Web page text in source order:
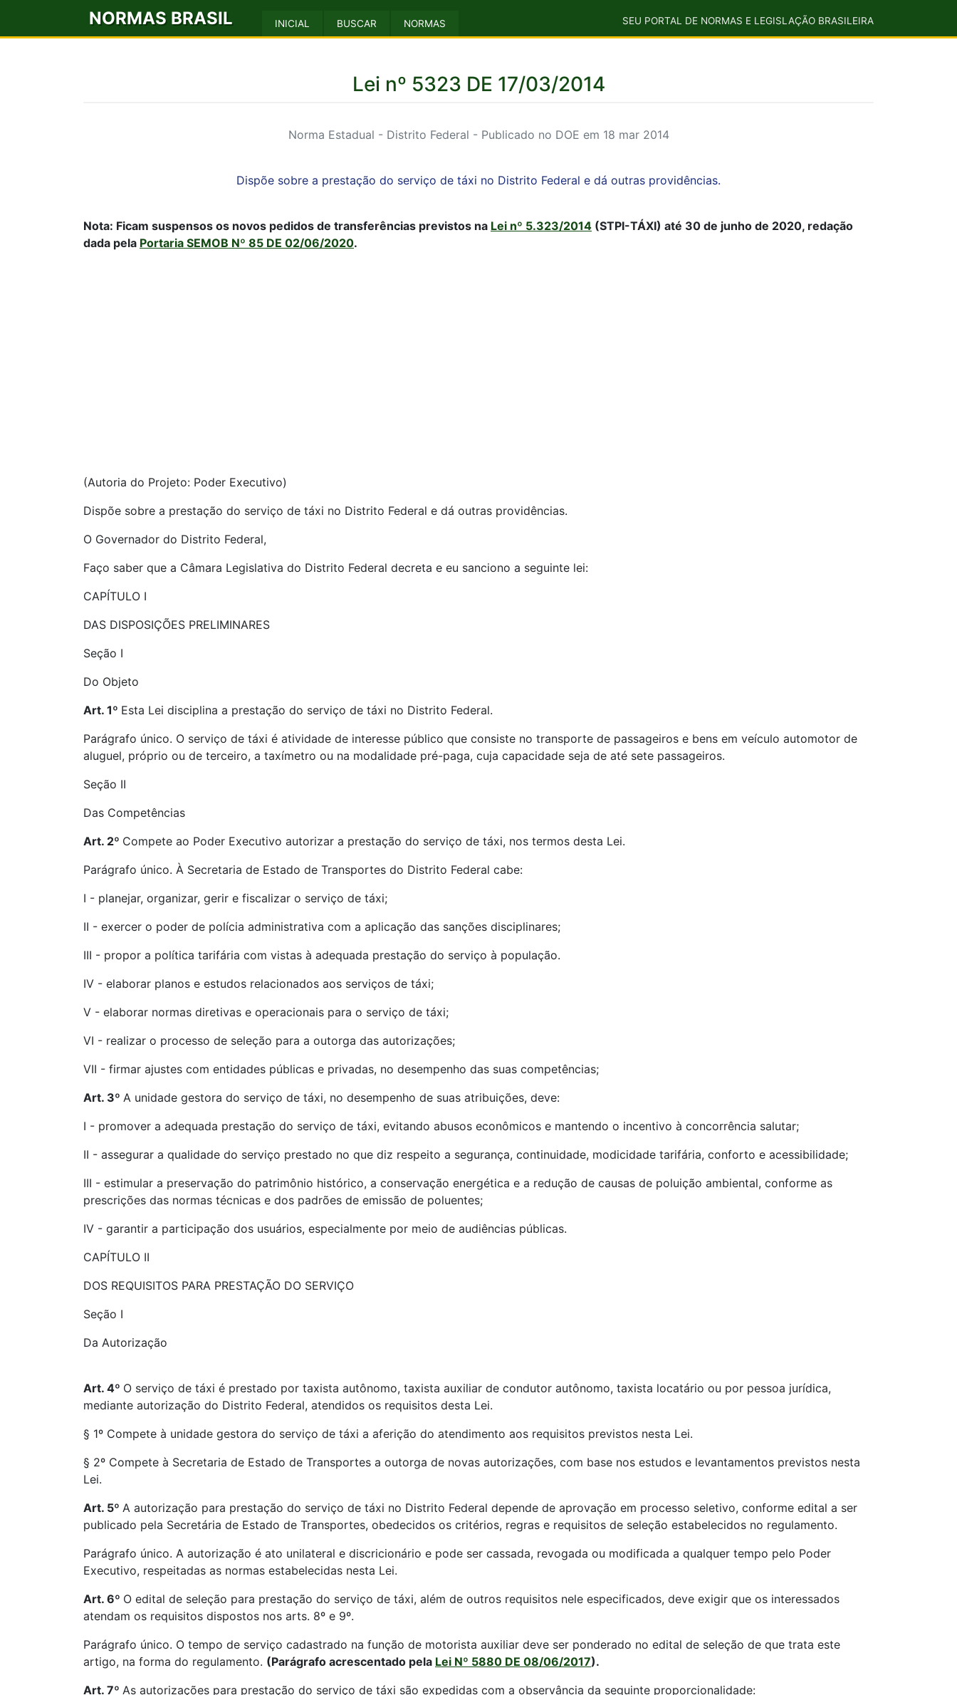
NORMAS BRASIL INICIAL BUSCAR NORMAS SEU PORTAL DE NORMAS E LEGISLAÇÃO BRASILEIRA
Lei nº 5323 DE 17/03/2014
Norma Estadual - Distrito Federal - Publicado no DOE em 18 mar 2014
Dispõe sobre a prestação do serviço de táxi no Distrito Federal e dá outras providências.
Nota: Ficam suspensos os novos pedidos de transferências previstos na Lei nº 5.323/2014 (STPI-TÁXI) até 30 de junho de 2020, redação
dada pela Portaria SEMOB Nº 85 DE 02/06/2020.
(Autoria do Projeto: Poder Executivo)
Dispõe sobre a prestação do serviço de táxi no Distrito Federal e dá outras providências.
O Governador do Distrito Federal,
Faço saber que a Câmara Legislativa do Distrito Federal decreta e eu sanciono a seguinte lei:
CAPÍTULO I
DAS DISPOSIÇÕES PRELIMINARES
Seção I
Do Objeto
Art. 1º Esta Lei disciplina a prestação do serviço de táxi no Distrito Federal.
Parágrafo único. O serviço de táxi é atividade de interesse público que consiste no transporte de passageiros e bens em veículo automotor de
aluguel, próprio ou de terceiro, a taxímetro ou na modalidade pré-paga, cuja capacidade seja de até sete passageiros.
Seção II
Das Competências
Art. 2º Compete ao Poder Executivo autorizar a prestação do serviço de táxi, nos termos desta Lei.
Parágrafo único. À Secretaria de Estado de Transportes do Distrito Federal cabe:
I - planejar, organizar, gerir e fiscalizar o serviço de táxi;
II - exercer o poder de polícia administrativa com a aplicação das sanções disciplinares;
III - propor a política tarifária com vistas à adequada prestação do serviço à população.
IV - elaborar planos e estudos relacionados aos serviços de táxi;
V - elaborar normas diretivas e operacionais para o serviço de táxi;
VI - realizar o processo de seleção para a outorga das autorizações;
VII - firmar ajustes com entidades públicas e privadas, no desempenho das suas competências;
Art. 3º A unidade gestora do serviço de táxi, no desempenho de suas atribuições, deve:
I - promover a adequada prestação do serviço de táxi, evitando abusos econômicos e mantendo o incentivo à concorrência salutar;
II - assegurar a qualidade do serviço prestado no que diz respeito a segurança, continuidade, modicidade tarifária, conforto e acessibilidade;
III - estimular a preservação do patrimônio histórico, a conservação energética e a redução de causas de poluição ambiental, conforme as
prescrições das normas técnicas e dos padrões de emissão de poluentes;
IV - garantir a participação dos usuários, especialmente por meio de audiências públicas.
CAPÍTULO II
DOS REQUISITOS PARA PRESTAÇÃO DO SERVIÇO
Seção I
Da Autorização
Art. 4º O serviço de táxi é prestado por taxista autônomo, taxista auxiliar de condutor autônomo, taxista locatário ou por pessoa jurídica,
mediante autorização do Distrito Federal, atendidos os requisitos desta Lei.
§ 1º Compete à unidade gestora do serviço de táxi a aferição do atendimento aos requisitos previstos nesta Lei.
§ 2º Compete à Secretaria de Estado de Transportes a outorga de novas autorizações, com base nos estudos e levantamentos previstos nesta
Lei.
Art. 5º A autorização para prestação do serviço de táxi no Distrito Federal depende de aprovação em processo seletivo, conforme edital a ser
publicado pela Secretária de Estado de Transportes, obedecidos os critérios, regras e requisitos de seleção estabelecidos no regulamento.
Parágrafo único. A autorização é ato unilateral e discricionário e pode ser cassada, revogada ou modificada a qualquer tempo pelo Poder
Executivo, respeitadas as normas estabelecidas nesta Lei.
Art. 6º O edital de seleção para prestação do serviço de táxi, além de outros requisitos nele especificados, deve exigir que os interessados
atendam os requisitos dispostos nos arts. 8º e 9º.
Parágrafo único. O tempo de serviço cadastrado na função de motorista auxiliar deve ser ponderado no edital de seleção de que trata este
artigo, na forma do regulamento. (Parágrafo acrescentado pela Lei Nº 5880 DE 08/06/2017).
Art. 7º As autorizações para prestação do serviço de táxi são expedidas com a observância da seguinte proporcionalidade: